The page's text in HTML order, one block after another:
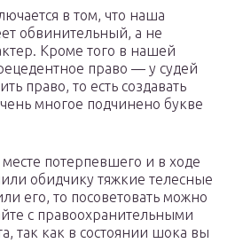
в том, что наша
обвинительный, а не
Кроме того в нашей
право — у судей
право, то есть создавать
многое подчинено букве
потерпевшего и в ходе
обидчику тяжкие телесные
его, то посоветовать можно
с правоохранительными
так как в состоянии шока вы